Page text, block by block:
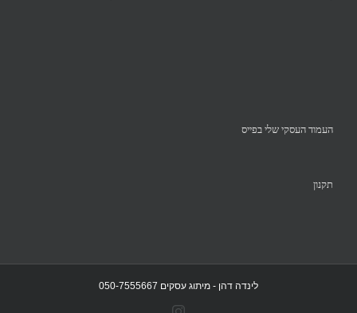
העמוד העסקי שלי בפייס
תקנון
לינדה דהן - מיתוג עסקים 050-7555667
Instagram